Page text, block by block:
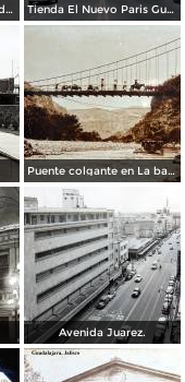
Tipos Mexicanos Vendedor de cocos junto a La terminal camionera Guadalajara, Jalisco 1961 Tienda El Nuevo Paris Guadalajara, Jalisco 1961
Puente colgante en La barranca de Oblatos.
Avenida Juarez.